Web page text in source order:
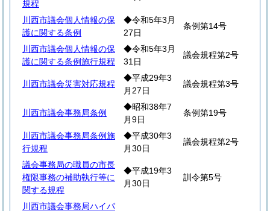
規程
川西市議会個人情報の保
護に関する条例
◆令和5年3月
27日
条例第14号
川西市議会個人情報の保
護に関する条例施行規程
◆令和5年3月
31日
議会規程第2号
川西市議会災害対応規程
◆平成29年3
月27日
議会規程第3号
川西市議会事務局条例
◆昭和38年7
月9日
条例第19号
川西市議会事務局条例施
行規程
◆平成30年3
月30日
議会規程第2号
議会事務局の職員の市長
権限事務の補助執行等に
関する規程
◆平成19年3
月30日
訓令第5号
川西市議会事務局ハイパ